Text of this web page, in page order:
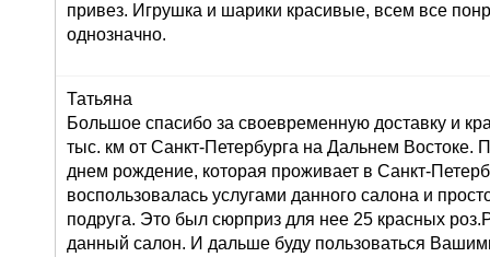
привез. Игрушка и шарики красивые, всем все
однозначно.
Татьяна
Большое спасибо за своевременную доставку и
тыс. км от Санкт-Петербурга на Дальнем Востоке.
днем рождение, которая проживает в Санкт-
воспользовалась услугами данного салона и
подруга. Это был сюрприз для нее 25 красных
данный салон. И дальше буду пользоваться